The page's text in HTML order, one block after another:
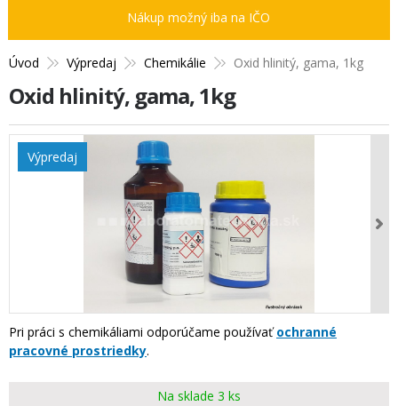
Úvod Výpredaj Chemikálie Oxid hlinitý, gama, 1kg
Oxid hlinitý, gama, 1kg
Výpredaj
Pri práci s chemikáliami odporúčame používaťochranné
pracovné prostriedky.
Na sklade 3 ks
Nákup možný iba na IČO